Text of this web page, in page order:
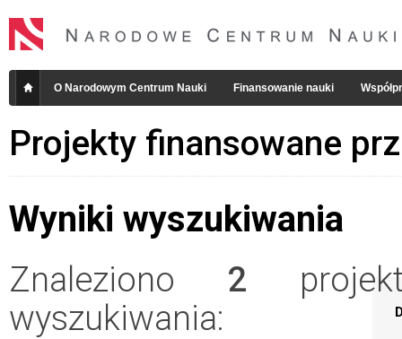
O Narodowym Centrum Nauki Finansowanie nauki
Projekty finansowane
Wyniki wyszukiwania
Znaleziono 2
wyszukiwania: